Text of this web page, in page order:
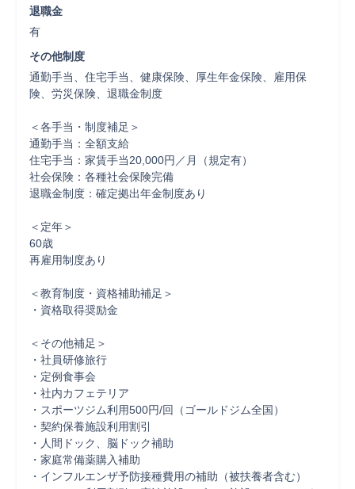
退職金
有
その他制度
通勤手当、住宅手当、健康保険、厚生年金保険、雇用保
険、労災保険、退職金制度
＜各手当・制度補足＞
通勤手当：全額支給
住宅手当：家賃手当20,000円／月（規定有）
社会保険：各種社会保険完備
退職金制度：確定拠出年金制度あり
＜定年＞
60歳
再雇用制度あり
＜教育制度・資格補助補足＞
・資格取得奨励金
＜その他補足＞
・社員研修旅行
・定例食事会
・社内カフェテリア
・スポーツジム利用500円/回（ゴールドジム全国）
・契約保養施設利用割引
・人間ドック、脳ドック補助
・家庭常備薬購入補助
・インフルエンザ予防接種費用の補助（被扶養者含む）